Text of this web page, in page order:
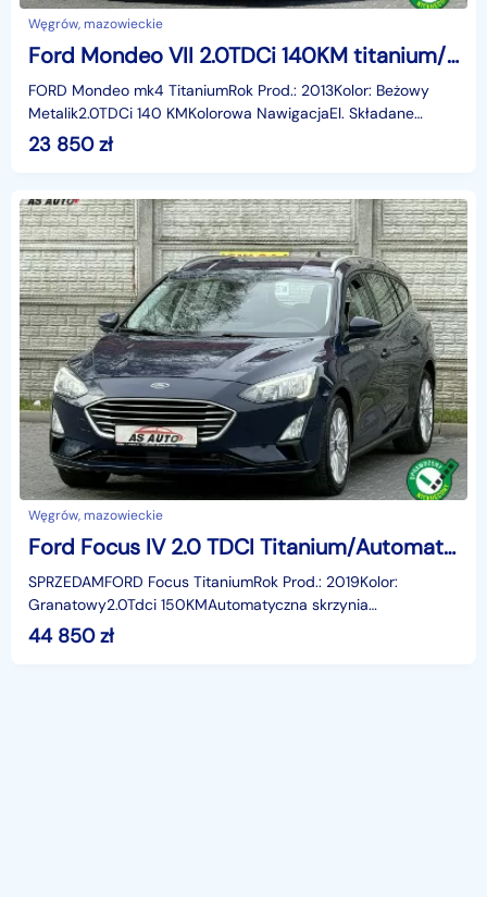
Węgrów, mazowieckie
Ford Mondeo VII 2.0TDCi 140KM titanium/Navi/LEDy/Alufelgi/Pod.fotele/PDC/Hak/Serwis
FORD Mondeo mk4 TitaniumRok Prod.: 2013Kolor: Beżowy
Metalik2.0TDCi 140 KMKolorowa NawigacjaEl. Składane
lusterkaLedyCzujniki parkowania tył i przódKsiążka serw
23 850zł
Węgrów, mazowieckie
Ford Focus IV 2.0 TDCI Titanium/Automat/Kamera/Nawigacja/PDC/ACC/Alu/Serwis
SPRZEDAMFORD Focus TitaniumRok Prod.: 2019Kolor:
Granatowy2.0Tdci 150KMAutomatyczna skrzynia
BiegówSerwisowanyNawigacjaLedy do jazdy
dziennejDoświetlanie zakręt
44 850zł